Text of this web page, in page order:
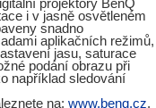
projektory BenQ
i v jasně osvětleném
snadno
aplikačních režimů,
jasu, saturace
podání obrazu při
například sledování
na: www.benq.cz.